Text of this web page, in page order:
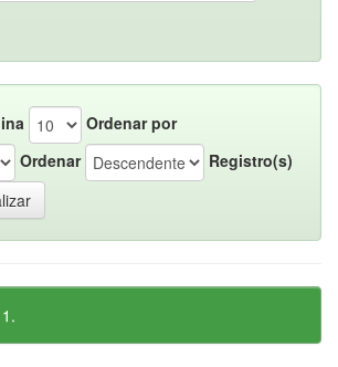
Ordenar por
Ordenar
Registro(s)